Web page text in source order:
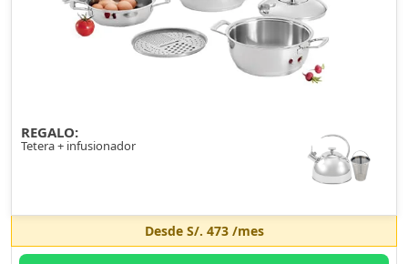
REGALO:
Tetera + infusionador
Desde S/. 473/mes